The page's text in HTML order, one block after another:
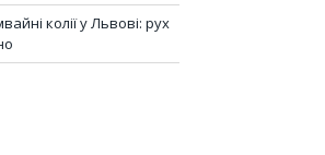
колії у Львові: рух